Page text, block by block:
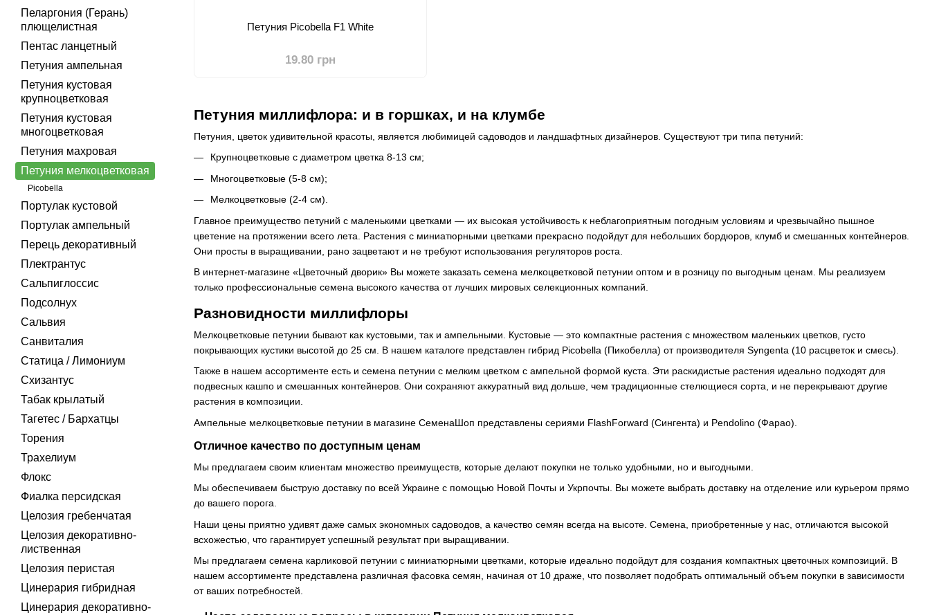
Петуния миллифлора: и в горшках, и на клумбе
Петуния, цветок удивительной красоты, является любимицей садоводов и ландшафтных дизайнеров. Существуют три типа петуний:
Крупноцветковые с диаметром цветка 8-13 см;
Многоцветковые (5-8 см);
Мелкоцветковые (2-4 см).
Главное преимущество петуний с маленькими цветками — их высокая устойчивость к неблагоприятным погодным условиям и чрезвычайно пышное
цветение на протяжении всего лета. Растения с миниатюрными цветками прекрасно подойдут для небольших бордюров, клумб и смешанных контейнеров.
Они просты в выращивании, рано зацветают и не требуют использования регуляторов роста.
В интернет-магазине «Цветочный дворик» Вы можете заказать семена мелкоцветковой петунии оптом и в розницу по выгодным ценам. Мы реализуем
только профессиональные семена высокого качества от лучших мировых селекционных компаний.
Разновидности миллифлоры
Мелкоцветковые петунии бывают как кустовыми, так и ампельными. Кустовые — это компактные растения с множеством маленьких цветков, густо
покрывающих кустики высотой до 25 см. В нашем каталоге представлен гибрид Picobella (Пикобелла) от производителя Syngenta (10 расцветок и смесь).
Также в нашем ассортименте есть и семена петунии с мелким цветком с ампельной формой куста. Эти раскидистые растения идеально подходят для
подвесных кашпо и смешанных контейнеров. Они сохраняют аккуратный вид дольше, чем традиционные стелющиеся сорта, и не перекрывают другие
растения в композиции.
Ампельные мелкоцветковые петунии в магазине СеменаШоп представлены сериями FlashForward (Сингента) и Pendolino (Фарао).
Отличное качество по доступным ценам
Мы предлагаем своим клиентам множество преимуществ, которые делают покупки не только удобными, но и выгодными.
Мы обеспечиваем быструю доставку по всей Украине с помощью Новой Почты и Укрпочты. Вы можете выбрать доставку на отделение или курьером прямо
до вашего порога.
Наши цены приятно удивят даже самых экономных садоводов, а качество семян всегда на высоте. Семена, приобретенные у нас, отличаются высокой
всхожестью, что гарантирует успешный результат при выращивании.
Мы предлагаем семена карликовой петунии с миниатюрными цветками, которые идеально подойдут для создания компактных цветочных композиций. В
нашем ассортименте представлена различная фасовка семян, начиная от 10 драже, что позволяет подобрать оптимальный объем покупки в зависимости
от ваших потребностей.
Петуния Picobella F1 White
19.80 грн
Пеларгония (Герань)
плющелистная
Пентас ланцетный
Петуния ампельная
Петуния кустовая
крупноцветковая
Петуния кустовая
многоцветковая
Петуния махровая
Петуния мелкоцветковая
Picobella
Портулак кустовой
Портулак ампельный
Перець декоративный
Плектрантус
Сальпиглоссис
Подсолнух
Сальвия
Санвиталия
Статица / Лимониум
Схизантус
Табак крылатый
Тагетес / Бархатцы
Торения
Трахелиум
Флокс
Фиалка персидская
Целозия гребенчатая
Целозия декоративно-
лиственная
Целозия перистая
Цинерария гибридная
Цинерария декоративно-